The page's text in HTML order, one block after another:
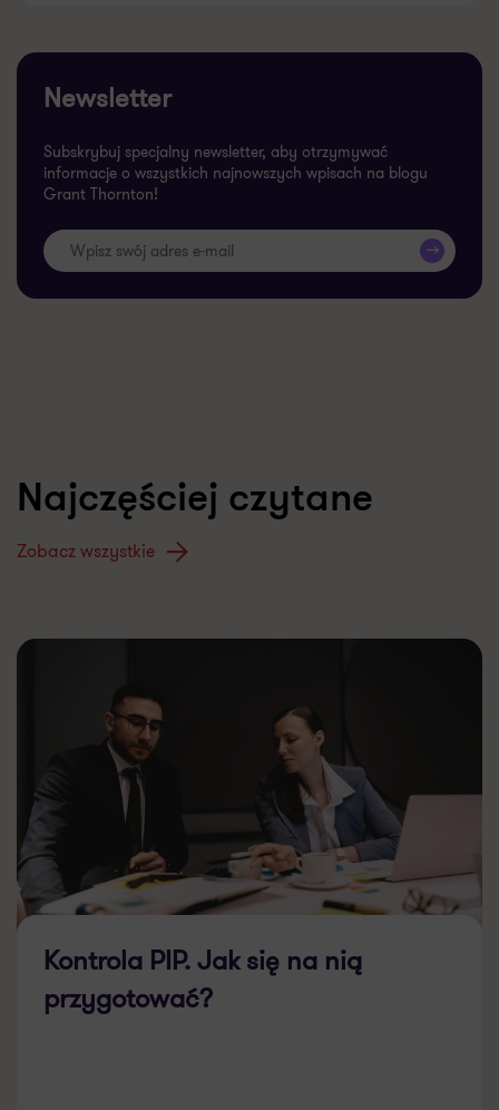
Newsletter
Subskrybuj specjalny newsletter, aby otrzymywać
informacje o wszystkich najnowszych wpisach na blogu
Grant Thornton!
>>
Najczęściej czytane
Zobacz wszystkie
Kontrola PIP. Jak się na nią
przygotować?